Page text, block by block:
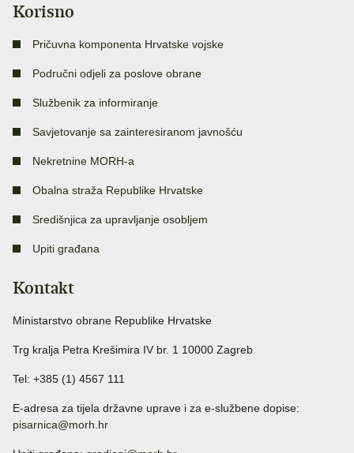
Korisno
Pričuvna komponenta Hrvatske vojske
Područni odjeli za poslove obrane
Službenik za informiranje
Savjetovanje sa zainteresiranom javnošću
Nekretnine MORH-a
Obalna straža Republike Hrvatske
Središnjica za upravljanje osobljem
Upiti građana
Kontakt
Ministarstvo obrane Republike Hrvatske
Trg kralja Petra Krešimira IV br. 1 10000 Zagreb
Tel: +385 (1) 4567 111
E-adresa za tijela državne uprave i za e-službene dopise:
pisarnica@morh.hr